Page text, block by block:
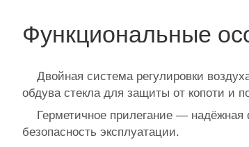
Функциональные
Двойная система регулировки
обдува стекла для защиты от копоти и
Герметичное прилегание —
безопасность эксплуатации.